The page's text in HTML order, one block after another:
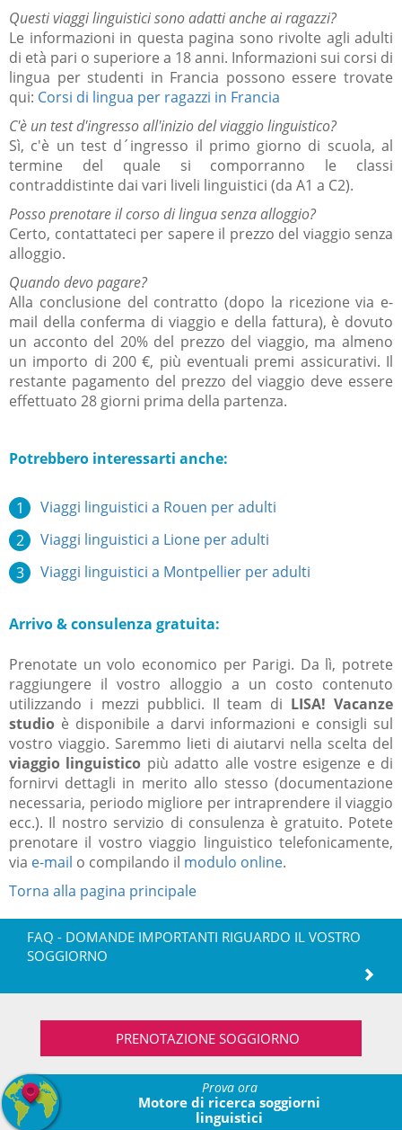
Questi viaggi linguistici sono adatti anche ai ragazzi?
Le informazioni in questa pagina sono rivolte agli adulti
di età pari o superiore a 18 anni. Informazioni sui corsi di
lingua per studenti in Francia possono essere trovate
qui: Corsi di lingua per ragazzi in Francia
C'è un test d'ingresso all'inizio del viaggio linguistico?
Sì, c'è un test d´ingresso il primo giorno di scuola, al
termine del quale si comporranno le classi
contraddistinte dai vari liveli linguistici (da A1 a C2).
Posso prenotare il corso di lingua senza alloggio?
Certo, contattateci per sapere il prezzo del viaggio senza
alloggio.
Quando devo pagare?
Alla conclusione del contratto (dopo la ricezione via e-
mail della conferma di viaggio e della fattura), è dovuto
un acconto del 20% del prezzo del viaggio, ma almeno
un importo di 200 €, più eventuali premi assicurativi. Il
restante pagamento del prezzo del viaggio deve essere
effettuato 28 giorni prima della partenza.
Potrebbero interessarti anche:
Viaggi linguistici a Rouen per adulti
Viaggi linguistici a Lione per adulti
Viaggi linguistici a Montpellier per adulti
Arrivo & consulenza gratuita:
Prenotate un volo economico per Parigi. Da lì, potrete
raggiungere il vostro alloggio a un costo contenuto
utilizzando i mezzi pubblici. Il team di LISA! Vacanze
studio è disponibile a darvi informazioni e consigli sul
vostro viaggio. Saremmo lieti di aiutarvi nella scelta del
viaggio linguistico più adatto alle vostre esigenze e di
fornirvi dettagli in merito allo stesso (documentazione
necessaria, periodo migliore per intraprendere il viaggio
ecc.). Il nostro servizio di consulenza è gratuito. Potete
prenotare il vostro viaggio linguistico telefonicamente,
via e-mail o compilando il modulo online.
Torna alla pagina principale
FAQ - DOMANDE IMPORTANTI RIGUARDO IL VOSTRO
SOGGIORNO
PRENOTAZIONE SOGGIORNO
Prova ora
Motore di ricerca soggiorni
linguistici